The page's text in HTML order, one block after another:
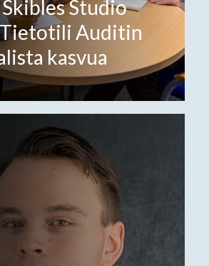
Studio
Auditin
kasvua